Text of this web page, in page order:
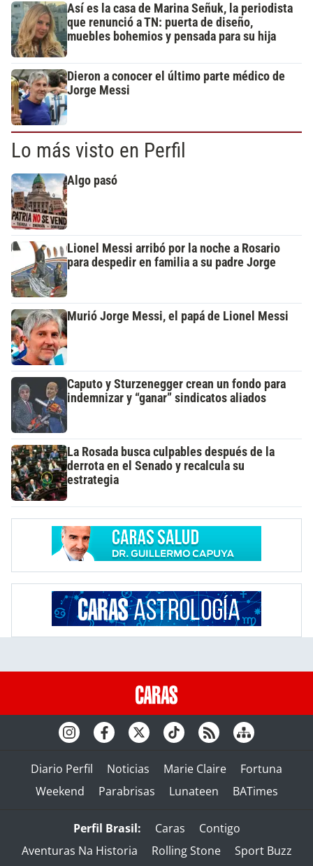
Así es la casa de Marina Señuk, la periodista
que renunció a TN: puerta de diseño,
muebles bohemios y pensada para su hija
Dieron a conocer el último parte médico de
Jorge Messi
Lo más visto en Perfil
Algo pasó
Lionel Messi arribó por la noche a Rosario
para despedir en familia a su padre Jorge
Murió Jorge Messi, el papá de Lionel Messi
Caputo y Sturzenegger crean un fondo para
indemnizar y “ganar” sindicatos aliados
La Rosada busca culpables después de la
derrota en el Senado y recalcula su
estrategia
Diario Perfil Noticias Marie Claire
Fortuna
Weekend
Parabrisas Lunateen BATimes
Perfil Brasil: Caras
Contigo
Aventuras Na Historia
Rolling Stone
Sport Buzz